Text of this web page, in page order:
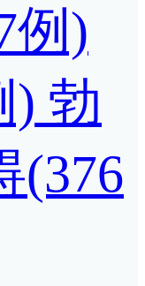
例)
) 勃
(376